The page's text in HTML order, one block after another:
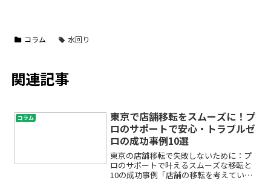
コラム 水回り
関連記事
コラム
東京で店舗移転をスムーズに！プ
ロのサポートで安心・トラブルゼ
ロの成功事例10選
東京の店舗移転で失敗しないために：プ
ロのサポートで叶えるスムーズな移転と
10の成功事例「店舗の移転を考えている